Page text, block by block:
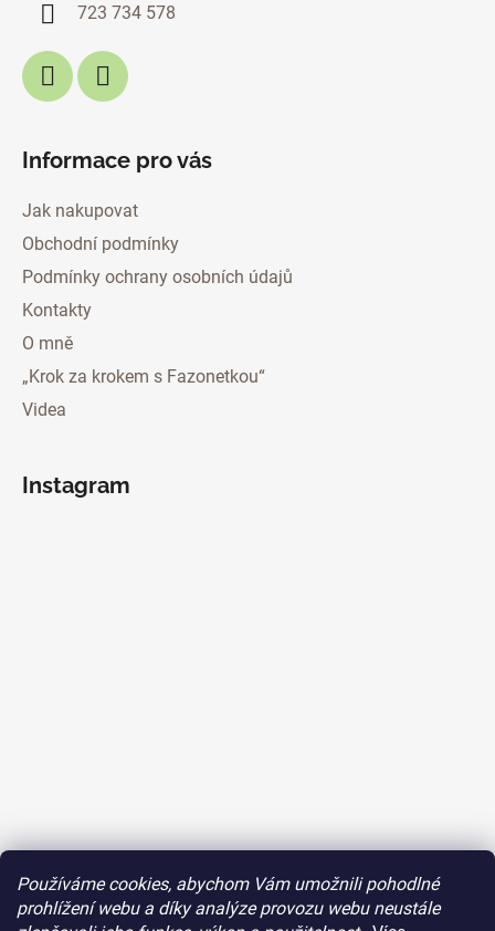
Používáme cookies, abychom Vám umožnili pohodlné
prohlížení webu a díky analýze provozu webu neustále
723 734 578
Informace pro vás
Jak nakupovat
Obchodní podmínky
Podmínky ochrany osobních údajů
Kontakty
O mně
„Krok za krokem s Fazonetkou“
Videa
Instagram
Follow on Instagram